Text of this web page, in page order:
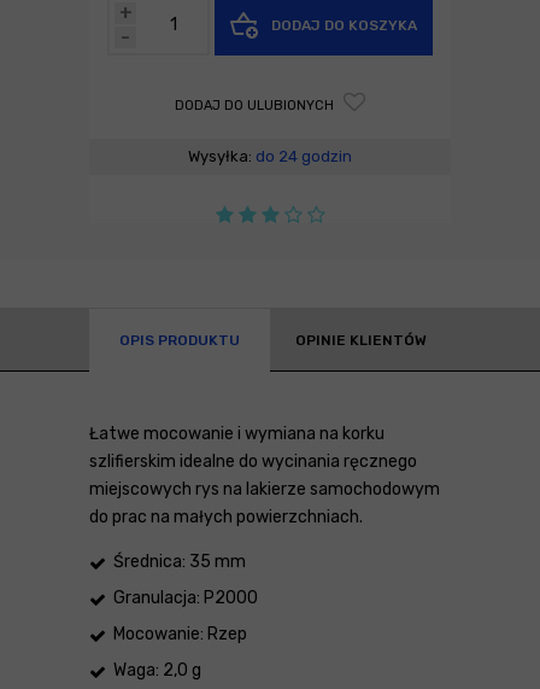
-
+
DODAJ DO KOSZYKA
DODAJ DO ULUBIONYCH
Wysyłka: do 24 godzin
OPIS PRODUKTU OPINIE KLIENTÓW
Łatwe mocowanie i wymiana na korku
szlifierskim idealne do wycinania ręcznego
miejscowych rys na lakierze samochodowym
do prac na małych powierzchniach.
Średnica: 35 mm
Granulacja: P2000
Mocowanie: Rzep
Waga: 2,0 g